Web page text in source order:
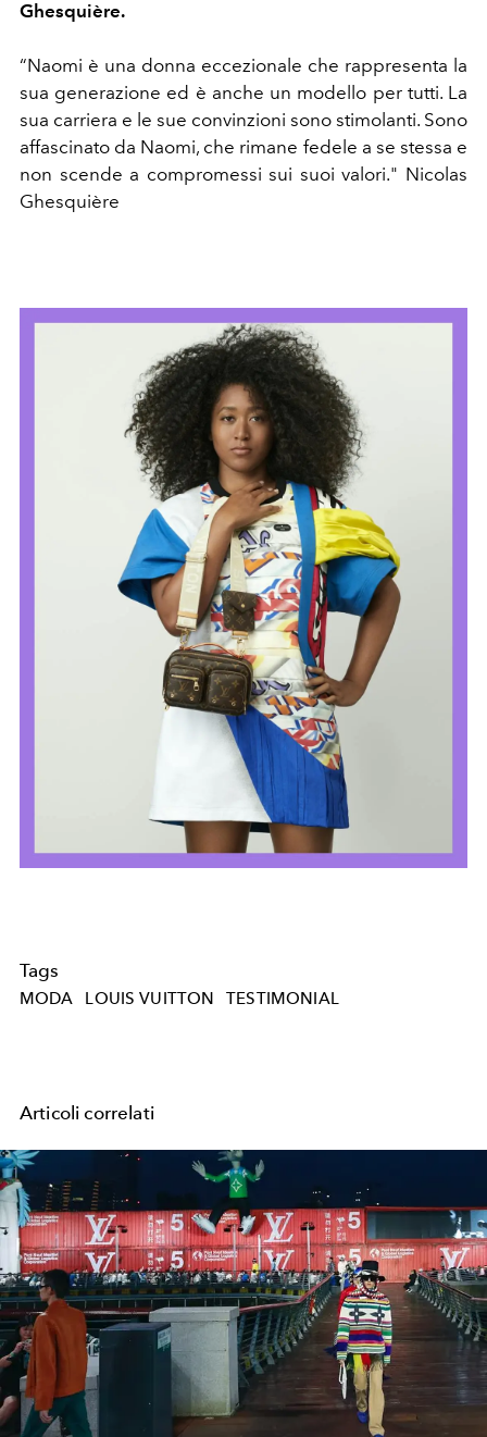
Ghesquière.
“Naomi è una donna eccezionale che rappresenta la
sua generazione ed è anche un modello per tutti. La
sua carriera e le sue convinzioni sono stimolanti. Sono
affascinato da Naomi, che rimane fedele a se stessa e
non scende a compromessi sui suoi valori." Nicolas
Ghesquière
Tags
MODA LOUIS VUITTON TESTIMONIAL
Articoli correlati